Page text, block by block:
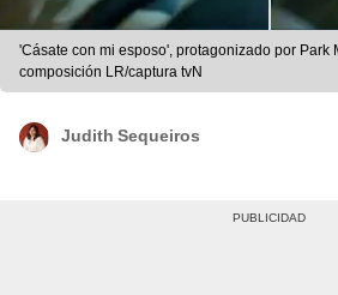
'Cásate con mi esposo', protagonizado por Park
composición LR/captura tvN
Judith Sequeiros